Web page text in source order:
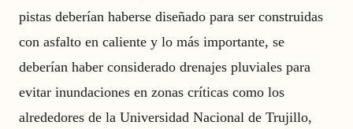
pistas deberían haberse diseñado para ser construidas
con asfalto en caliente y lo más importante, se
deberían haber considerado drenajes pluviales para
evitar inundaciones en zonas críticas como los
alrededores de la Universidad Nacional de Trujillo,